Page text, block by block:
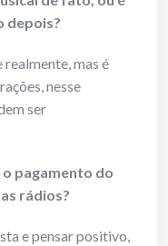
depois?
mas é
nesse
ser
o pagamento do
rádios?
e pensar positivo,